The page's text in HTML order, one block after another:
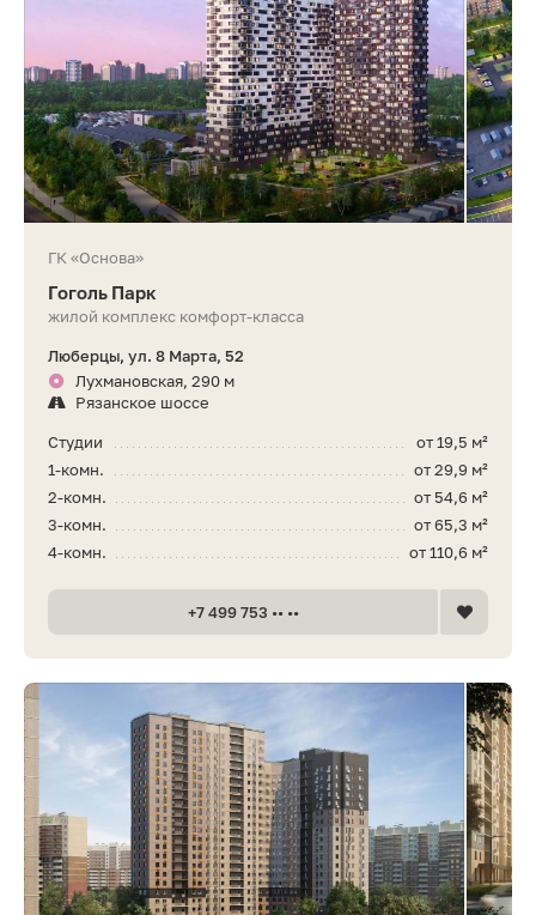
ГК «Основа»
Гоголь Парк
жилой комплекс комфорт-класса
Люберцы, ул. 8 Марта, 52
Лухмановская, 290 м
Рязанское шоссе
от 19,5 м²
Студии
от 29,9 м²
1-комн.
от 54,6 м²
2-комн.
от 65,3 м²
3-комн.
от 110,6 м²
4-комн.
+7 499 753 •• ••